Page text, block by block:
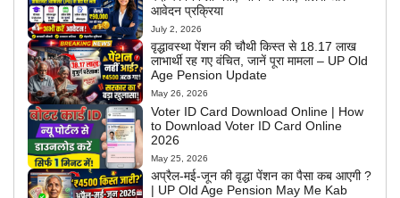
आवेदन प्रक्रिया
July 2, 2026
वृद्धावस्था पेंशन की चौथी किस्त से 18.17 लाख
लाभार्थी रह गए वंचित, जानें पूरा मामला – UP Old
Age Pension Update
May 26, 2026
Voter ID Card Download Online | How
to Download Voter ID Card Online
2026
May 25, 2026
अप्रैल-मई-जून की वृद्धा पेंशन का पैसा कब आएगी ?
| UP Old Age Pension May Me Kab